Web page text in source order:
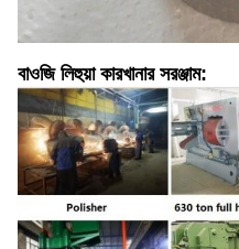
বাওজি লিহুয়া কারখানার সরঞ্জাম: